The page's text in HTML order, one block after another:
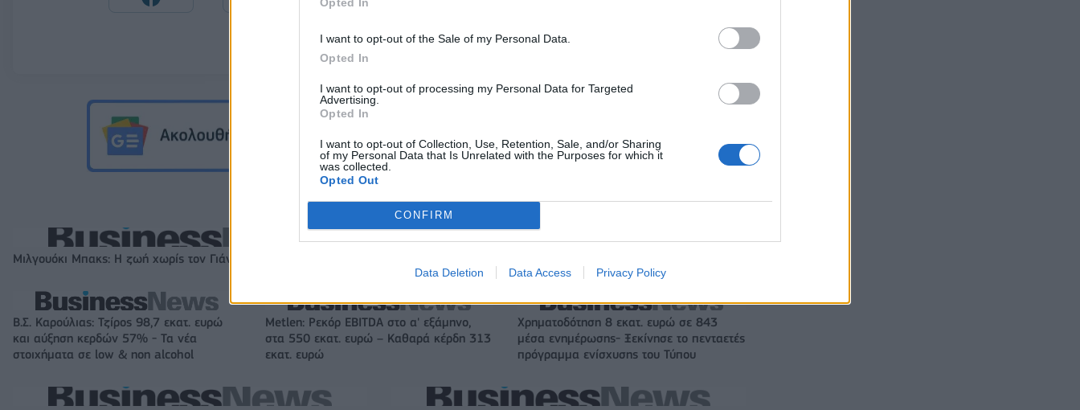
I want to opt-out of the Sale of my Personal Data.
Opted In
I want to opt-out of processing my Personal Data for Targeted
Advertising.
Opted In
I want to opt-out of Collection, Use, Retention, Sale, and/or Sharing
of my Personal Data that Is Unrelated with the Purposes for which it
was collected.
Opted Out
CONFIRM
Data Deletion Data Access Privacy Policy
Μιλγουόκι Μπακς: Η ζωή χωρίς τον Γιάννη
Β.Σ. Καρούλιας: Τζίρος 98,7 εκατ. ευρώ
και αύξηση κερδών 57% - Τα νέα
στοιχήματα σε low & non alcohol
Metlen: Ρεκόρ EBITDA στο α' εξάμηνο,
στα 550 εκατ. ευρώ – Καθαρά κέρδη 313
εκατ. ευρώ
Χρηματοδότηση 8 εκατ. ευρώ σε 843
μέσα ενημέρωσης- Ξεκίνησε το πενταετές
πρόγραμμα ενίσχυσης του Τύπου